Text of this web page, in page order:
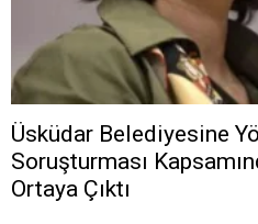
Üsküdar Belediyesine
Soruşturması
Ortaya Çıktı